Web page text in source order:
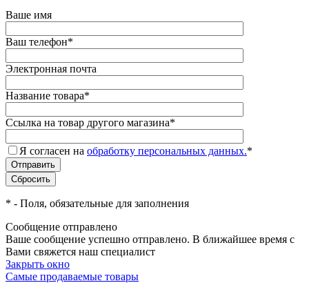
Ваше имя
Ваш телефон*
Электронная почта
Название товара*
Ссылка на товар другого магазина*
Я согласен на обработку персональных данных.*
* - Поля, обязательные для заполнения
Сообщение отправлено
Ваше сообщение успешно отправлено. В ближайшее время с
Вами свяжется наш специалист
Закрыть окно
Самые продаваемые товары